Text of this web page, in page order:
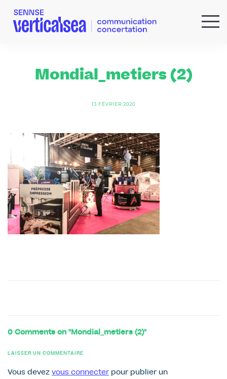
Mondial_metiers (2)
13 FÉVRIER 2020
0 Comments on "Mondial_metiers (2)"
LAISSER UN COMMENTAIRE
Vous devez vous connecter pour publier un